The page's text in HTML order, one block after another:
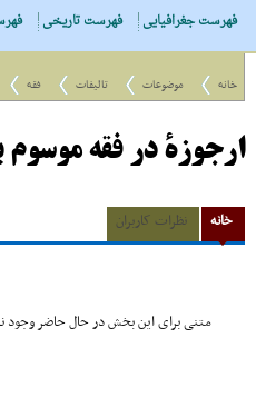
فهرست جغرافیایی
فهرست تاریخی
خانه موضوعات تالیفات فقه
ارجوزة در فقه موسوم
خانه نظرات کاربران
متنی برای این بخش در حال حاضر وجود